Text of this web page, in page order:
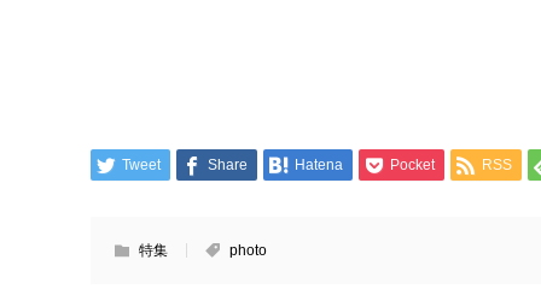
Tweet Share Hatena Pocket RSS
特集 photo